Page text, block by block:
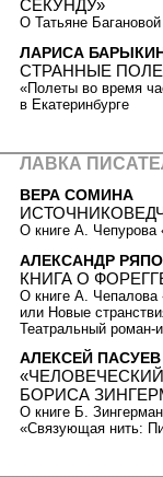
СЕКУНДУ»
О Татьяне Багановой
ЛАРИСА
СТРАННЫЕ
«Полеты во время
в Екатеринбурге
ЛАВКА
ВЕРА СОМИНА
О книге А. Чепурова
АЛЕКСАНДР
КНИГА О
О книге А. Чепалова
или Новые
Театральный роман-
АЛЕКСЕЙ ПАСУЕВ
БОРИСА
О книге Б.
«Связующая нить: